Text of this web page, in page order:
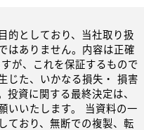
的としており、当社取り扱
はありません。内容は正確
が、これを保証するもので
じた、いかなる損失・ 損害
投資に関する最終決定は、
いいたします。 当資料の一
ており、無断での複製、転